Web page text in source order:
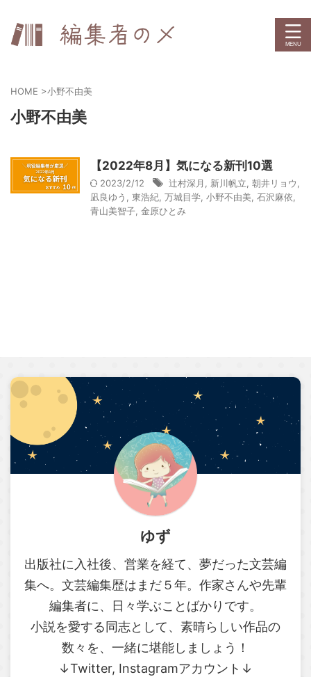
HOME >小野不由美
小野不由美
【2022年8月】気になる新刊10選
2023/2/12 辻村深月 新川帆立 朝井リョウ
凪良ゆう
東浩紀 万城目学 小野不由美 石沢麻依
青山美智子 金原ひとみ
ゆず
出版社に入社後、営業を経て、夢だった文芸編
集へ。文芸編集歴はまだ５年。作家さんや先輩
編集者に、日々学ぶことばかりです。
小説を愛する同志として、素晴らしい作品の
数々を、一緒に堪能しましょう！
↓Twitter, Instagramアカウント↓